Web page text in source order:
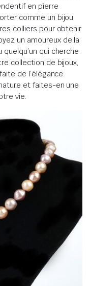
en pierre
comme un bijou
colliers pour obtenir
un amoureux de la
qui cherche
collection de bijoux,
de l’élégance.
et faites-en une
vie.